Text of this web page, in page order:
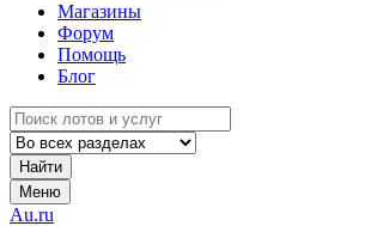
Магазины
Форум
Помощь
Блог
Найти
Меню
Au.ru